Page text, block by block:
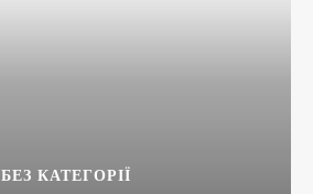
БЕЗ КАТЕГОРІЇ